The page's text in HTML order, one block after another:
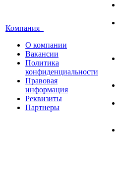
Компания
О компании
Вакансии
Политика
конфиденциальности
Правовая
информация
Реквизиты
Партнеры